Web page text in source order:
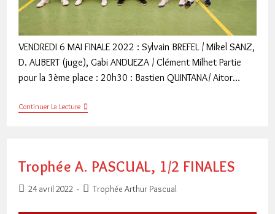
VENDREDI 6 MAI FINALE 2022 : Sylvain BREFEL / Mikel SANZ,
D. AUBERT (juge), Gabi ANDUEZA / Clément Milhet Partie
pour la 3ème place : 20h30 : Bastien QUINTANA/ Aitor…
Continuer La LectureFINALE
Trophée
Trophée A. PASCUAL, 1/2 FINALES
Publication
24 avril 2022
PostTrophée Arthur Pascual